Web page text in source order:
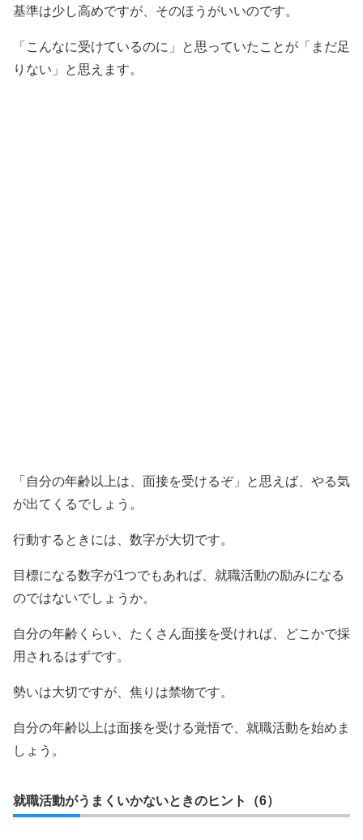
基準は少し高めですが、そのほうがいいのです。
「こんなに受けているのに」と思っていたことが「まだ足
りない」と思えます。
「自分の年齢以上は、面接を受けるぞ」と思えば、やる気
が出てくるでしょう。
行動するときには、数字が大切です。
目標になる数字が1つでもあれば、就職活動の励みになる
のではないでしょうか。
自分の年齢くらい、たくさん面接を受ければ、どこかで採
用されるはずです。
勢いは大切ですが、焦りは禁物です。
自分の年齢以上は面接を受ける覚悟で、就職活動を始めま
しょう。
就職活動がうまくいかないときのヒント（6）